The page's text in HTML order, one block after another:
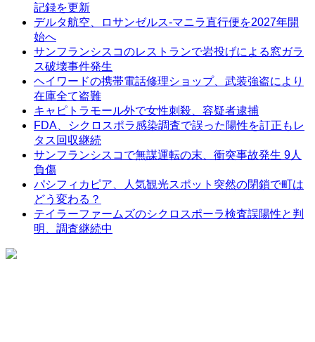
記録を更新
デルタ航空、ロサンゼルス-マニラ直行便を2027年開
始へ
サンフランシスコのレストランで岩投げによる窓ガラ
ス破壊事件発生
ヘイワードの携帯電話修理ショップ、武装強盗により
在庫全て盗難
キャピトラモール外で女性刺殺、容疑者逮捕
FDA、シクロスポラ感染調査で誤った陽性を訂正もレ
タス回収継続
サンフランシスコで無謀運転の末、衝突事故発生 9人
負傷
パシフィカピア、人気観光スポット突然の閉鎖で町は
どう変わる？
テイラーファームズのシクロスポーラ検査誤陽性と判
明、調査継続中